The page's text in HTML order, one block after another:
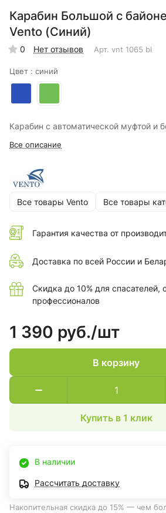
Карабин Большой с
Vento (Синий)
0 Нет отзывов Арт. vnt 1065 bl
Цвет : синий
Карабин с автоматической муфтой и
Все описание
Все товары Vento Все товары
Гарантия качества от
Доставка по всей России и
Скидка до 10% для спасателей,
профессионалов
1 390 руб./шт
В корзину
Купить в 1 клик
В наличии
Рассчитать доставку
Накопительная скидка до 15% — чем